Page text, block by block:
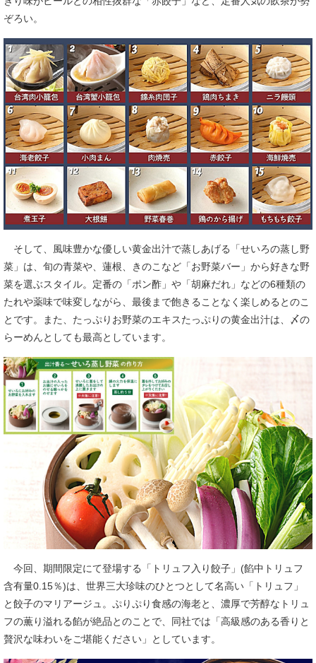
ぞろい。
そして、風味豊かな優しい黄金出汁で蒸しあげる「せいろの蒸し野
菜」は、旬の青菜や、蓮根、きのこなど「お野菜バー」から好きな野
菜を選ぶスタイル。定番の「ポン酢」や「胡麻だれ」などの6種類の
たれや薬味で味変しながら、最後まで飽きることなく楽しめるとのこ
とです。また、たっぷりお野菜のエキスたっぷりの黄金出汁は、〆の
らーめんとしても最高としています。
今回、期間限定にて登場する「トリュフ入り餃子」(餡中トリュフ
含有量0.15％)は、世界三大珍味のひとつとして名高い「トリュフ」
と餃子のマリアージュ。ぷりぷり食感の海老と、濃厚で芳醇なトリュ
フの薫り溢れる餡が絶品とのことで、同社では「高級感のある香りと
贅沢な味わいをご堪能ください」としています。